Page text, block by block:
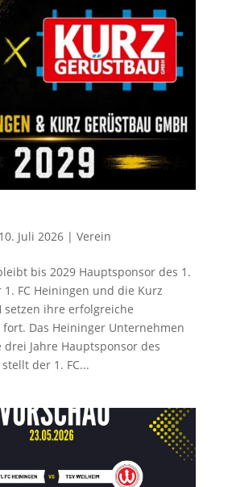
10. Juli 2026| Verein
bis 2029 Hauptsponsor des 1.
1. FC Heiningen und die Kurz
setzen ihre erfolgreiche
Das Heininger Unternehmen
Jahre Hauptsponsor des
der 1. FC...